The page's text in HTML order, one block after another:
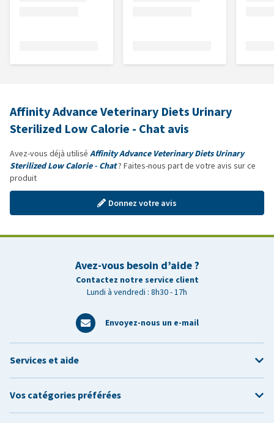
Affinity Advance Veterinary Diets Urinary
Sterilized Low Calorie - Chat avis
Avez-vous déjà utilisé Affinity Advance Veterinary Diets Urinary
Sterilized Low Calorie - Chat? Faites-nous part de votre avis sur ce
produit
Donnez votre avis
Avez-vous besoin d’aide ?
Contactez notre service client
Lundi à vendredi : 8h30 - 17h
Envoyez-nous un e-mail
Services et aide
Vos catégories préférées